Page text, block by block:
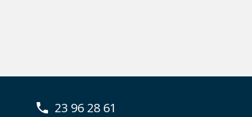
23 96 28 61